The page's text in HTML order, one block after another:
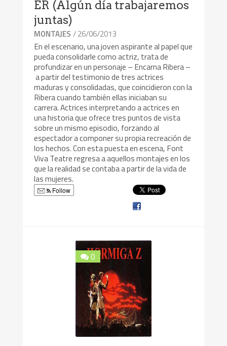
ER (Algún día trabajaremos
juntas)
MONTAJES / 26/06/2013
En el escenario, una joven aspirante al papel que
pueda consolidarle como actriz, trata de
profundizar en un personaje – Encarna Ribera –
a partir del testimonio de tres actrices
maduras y consolidadas, que coincidieron con la
Ribera cuando también ellas iniciaban su
carrera. Actrices interpretando a actrices en
una historia que ofrece tres puntos de vista
sobre un mismo episodio, forzando al
espectador a componer su propia recreación de
los hechos. Con esta puesta en escena, Font
Viva Teatre regresa a aquellos montajes en los
que la realidad se contaba a partir de la vida de
las mujeres.
Follow
0